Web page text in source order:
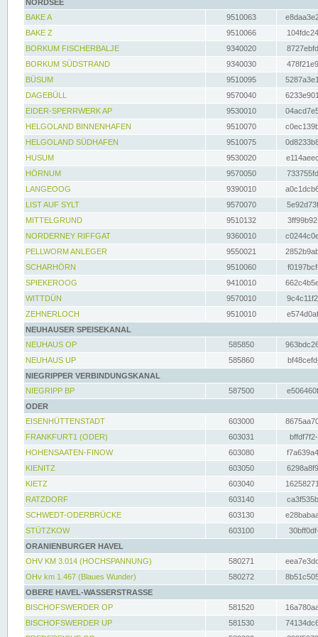
NORDSEE
BAKE A
9510063
BAKE Z
9510066
BORKUM FISCHERBALJE
9340020
BORKUM SÜDSTRAND
9340030
BÜSUM
9510095
DAGEBÜLL
9570040
EIDER-SPERRWERK AP
9530010
HELGOLAND BINNENHAFEN
9510070
HELGOLAND SÜDHAFEN
9510075
HUSUM
9530020
HÖRNUM
9570050
LANGEOOG
9390010
LIST AUF SYLT
9570070
MITTELGRUND
9510132
NORDERNEY RIFFGAT
9360010
PELLWORM ANLEGER
9550021
SCHARHÖRN
9510060
SPIEKEROOG
9410010
WITTDÜN
9570010
ZEHNERLOCH
9510010
NEUHAUSER SPEISEKANAL
NEUHAUS OP
585850
NEUHAUS UP
585860
NIEGRIPPER VERBINDUNGSKANAL
NIEGRIPP BP
587500
ODER
EISENHÜTTENSTADT
603000
FRANKFURT1 (ODER)
603031
HOHENSAATEN-FINOW
603080
KIENITZ
603050
KIETZ
603040
RATZDORF
603140
SCHWEDT-ODERBRÜCKE
603130
STÜTZKOW
603100
ORANIENBURGER HAVEL
OHV KM 3.014 (HOCHSPANNUNG)
580271
OHv km 1.467 (Blaues Wunder)
580272
OBERE HAVEL-WASSERSTRASSE
BISCHOFSWERDER OP
581520
BISCHOFSWERDER UP
581530